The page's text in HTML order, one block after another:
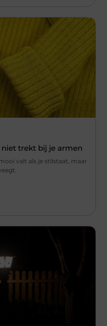
trekt bij je armen
valt als je stilstaat, maar